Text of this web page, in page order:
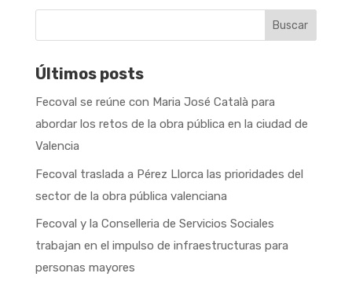
Buscar
Últimos posts
Fecoval se reúne con Maria José Català para
abordar los retos de la obra pública en la ciudad de
Valencia
Fecoval traslada a Pérez Llorca las prioridades del
sector de la obra pública valenciana
Fecoval y la Conselleria de Servicios Sociales
trabajan en el impulso de infraestructuras para
personas mayores